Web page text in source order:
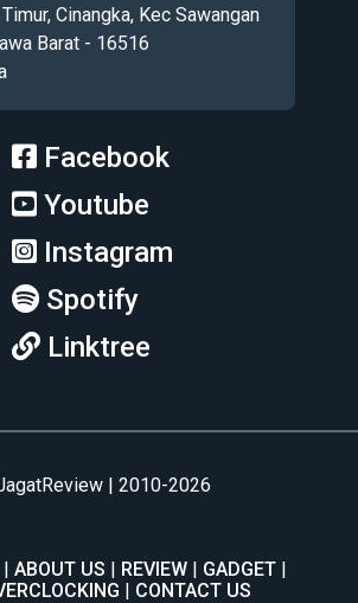
Cinangka, Kec Sawangan
Barat - 16516
Facebook
Youtube
Instagram
Spotify
Linktree
| 2010-2026
ABOUT US REVIEW
GADGET
CONTACT US